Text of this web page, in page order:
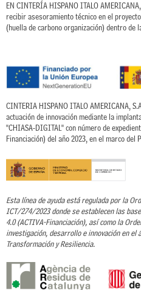
EN CINTERÍA HISPANO ITALO
recibir asesoramiento técnico en el proyecto
(huella de carbono organización) dentro de
CINTERIA HISPANO ITALO AMERICANA,
actuación de innovación mediante la
"CHIASA-DIGITAL" con número de
Financiación) del año 2023, en el marco del
Esta línea de ayuda está regulada por la
ICT/274/2023 donde se establecen las
4.0 (ACTIVA-Financiación), así como la
investigación, desarrollo e innovación en el
Transformación y Resiliencia.